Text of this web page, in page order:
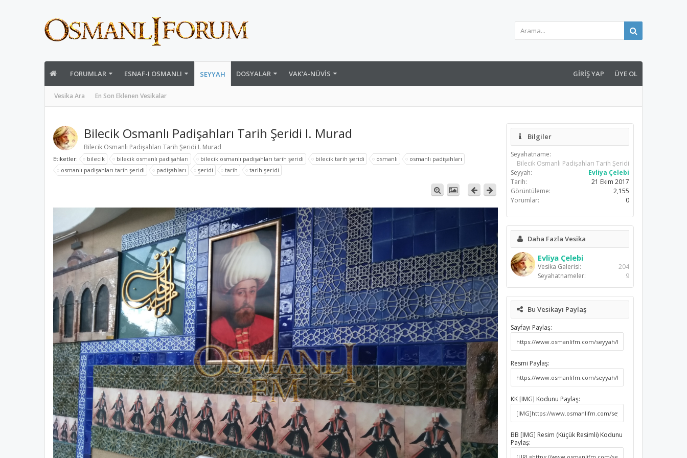
FORUMLAR ESNAF-I OSMANLI SEYYAH
Vesika Ara En Son Eklenen Vesikalar
DOSYALAR VAK'A-NÜVIS GIRIŞ YAP ÜYE OL
Bilecik Osmanlı Padişahları Tarih Şeridi I. Murad
Bilecik Osmanlı Padişahları Tarih Şeridi I. Murad
Etiketler: bilecik bilecik osmanlı padişahları bilecik osmanlı padişahları tarih şeridi bilecik tarih şeridi osmanlı
osmanlı padişahları
osmanlı padişahları tarih şeridi
padişahları şeridi tarih tarih şeridi
Bilgiler
Seyahatname:
Bilecik Osmanlı Padişahları Tarih Şeridi
Seyyah:
Evliya Çelebi
Tarih:
21 Ekim 2017
Görüntüleme:
2,155
Yorumlar:
0
Daha Fazla Vesika
Evliya Çelebi
Vesika Galerisi:
204
Seyahatnameler:
9
Bu Vesikayı Paylaş
Sayfayı Paylaş:
Resmi Paylaş:
KK [IMG] Kodunu Paylaş:
BB [IMG] Resim (Küçük Resimli) Kodunu
Paylaş: